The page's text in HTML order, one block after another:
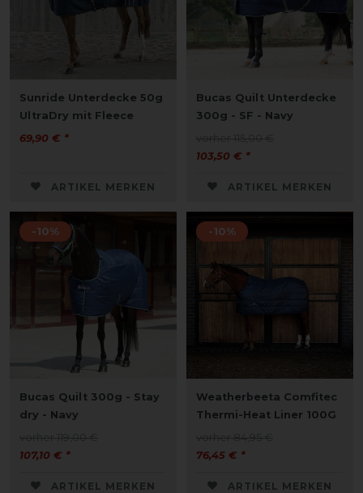
Sunride Unterdecke 50g
UltraDry mit Fleece
69,90 € *
ARTIKEL MERKEN
Bucas Quilt Unterdecke
300g - SF - Navy
103,50 € *
ARTIKEL MERKEN
-10%
Bucas Quilt 300g - Stay
dry - Navy
107,10 € *
ARTIKEL MERKEN
-10%
Weatherbeeta Comfitec
Thermi-Heat Liner 100G
76,45 € *
ARTIKEL MERKEN